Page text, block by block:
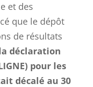
et des
que le dépôt
de résultats
déclaration
pour les
décalé au 30